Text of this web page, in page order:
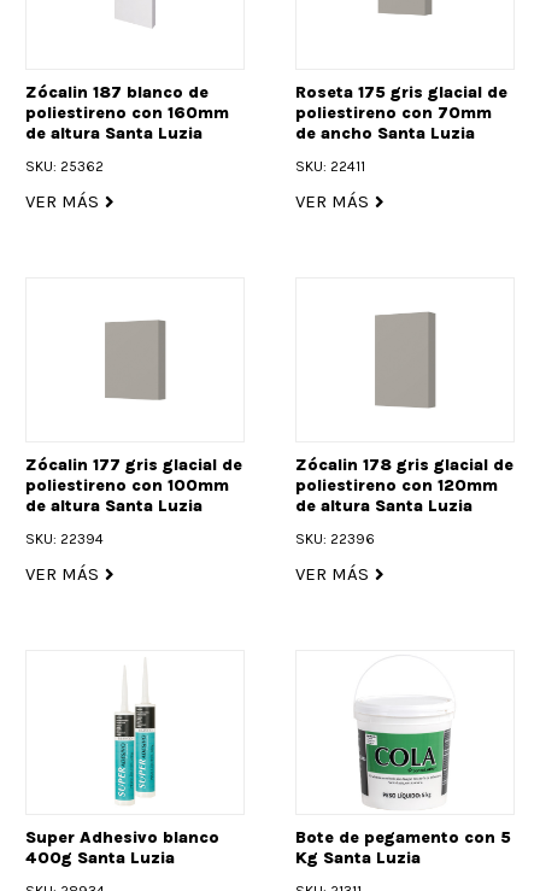
Zócalin 187 blanco de
poliestireno con 160mm
de altura Santa Luzia
SKU: 25362
VER MÁS
Roseta 175 gris glacial de
poliestireno con 70mm
de ancho Santa Luzia
SKU: 22411
VER MÁS
Zócalin 177 gris glacial de
poliestireno con 100mm
de altura Santa Luzia
SKU: 22394
VER MÁS
Zócalin 178 gris glacial de
poliestireno con 120mm
de altura Santa Luzia
SKU: 22396
VER MÁS
Super Adhesivo blanco
400g Santa Luzia
Bote de pegamento con 5
Kg Santa Luzia